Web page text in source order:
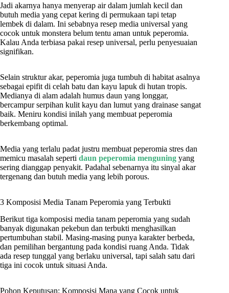
Jadi akarnya hanya menyerap air dalam jumlah kecil dan
butuh media yang cepat kering di permukaan tapi tetap
lembek di dalam. Ini sebabnya resep media universal yang
cocok untuk monstera belum tentu aman untuk peperomia.
Kalau Anda terbiasa pakai resep universal, perlu penyesuaian
signifikan.
Selain struktur akar, peperomia juga tumbuh di habitat asalnya
sebagai epifit di celah batu dan kayu lapuk di hutan tropis.
Medianya di alam adalah humus daun yang longgar,
bercampur serpihan kulit kayu dan lumut yang drainase sangat
baik. Meniru kondisi inilah yang membuat peperomia
berkembang optimal.
Media yang terlalu padat justru membuat peperomia stres dan
memicu masalah seperti daun peperomia menguning yang
sering dianggap penyakit. Padahal sebenarnya itu sinyal akar
tergenang dan butuh media yang lebih porous.
3 Komposisi Media Tanam Peperomia yang Terbukti
Berikut tiga komposisi media tanam peperomia yang sudah
banyak digunakan pekebun dan terbukti menghasilkan
pertumbuhan stabil. Masing-masing punya karakter berbeda,
dan pemilihan bergantung pada kondisi ruang Anda. Tidak
ada resep tunggal yang berlaku universal, tapi salah satu dari
tiga ini cocok untuk situasi Anda.
Pohon Keputusan: Komposisi Mana yang Cocok untuk